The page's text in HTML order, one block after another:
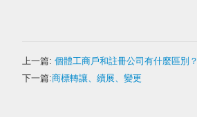
上一篇: 個體工商戶和註冊公司有什麼區別？
下一篇:商標轉讓、續展、變更